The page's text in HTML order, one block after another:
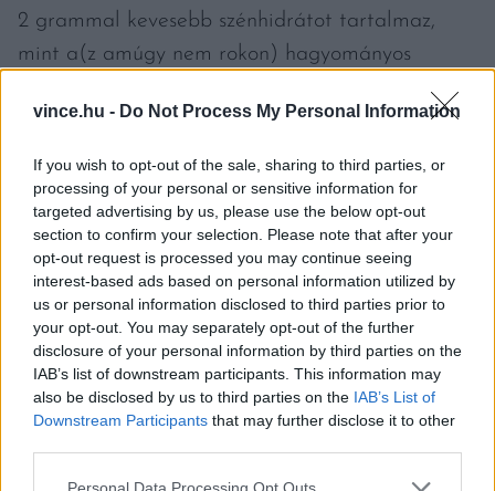
vince.hu - Do Not Process My Personal Information
If you wish to opt-out of the sale, sharing to third parties, or
processing of your personal or sensitive information for
targeted advertising by us, please use the below opt-out
section to confirm your selection. Please note that after your
opt-out request is processed you may continue seeing
interest-based ads based on personal information utilized by
us or personal information disclosed to third parties prior to
your opt-out. You may separately opt-out of the further
disclosure of your personal information by third parties on the
IAB’s list of downstream participants. This information may
also be disclosed by us to third parties on the IAB’s List of
Downstream Participants that may further disclose it to other
Please note that this website/app uses one or more Google
Personal Data Processing Opt Outs
2 grammal kevesebb szénhidrátot tartalmaz,
mint a(z amúgy nem rokon) hagyományos
krumpli. Mindazonáltal a szénhidrátokon belül
5,7 gramm az egyszerű cukor tartalma, míg a
Egy több mérést összegzőtanulmányszerint a
főtt édesburgonya jobban megemeli a
vércukorszintet az egyszerű főtt krumplival
szemben. Arra érzékenyek tehát mértékkel egyék.
+1 RECEPT
Az édesburgonya egy a konyhában nagyon
változatosan felhasználható és feldolgozható
zöldség. Legjobb bizonyíték erre ez asütemény